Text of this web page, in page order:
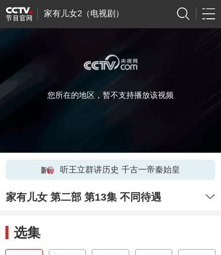
家有儿女2（电视剧）
您所在的地区，暂不支持播放该视频
听王立群讲历史 千古一帝秦始皇
家有儿女 第二部 第13集 不同待遇
选集